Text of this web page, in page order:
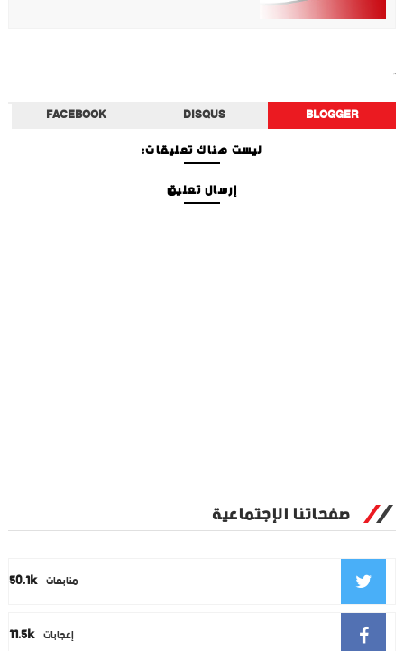
BLOGGER
DISQUS
FACEBOOK
ليست هناك تعليقات:
إرسال تعليق
صفحاتنا الإجتماعية
50.1k متابعات
11.5k إعجابات